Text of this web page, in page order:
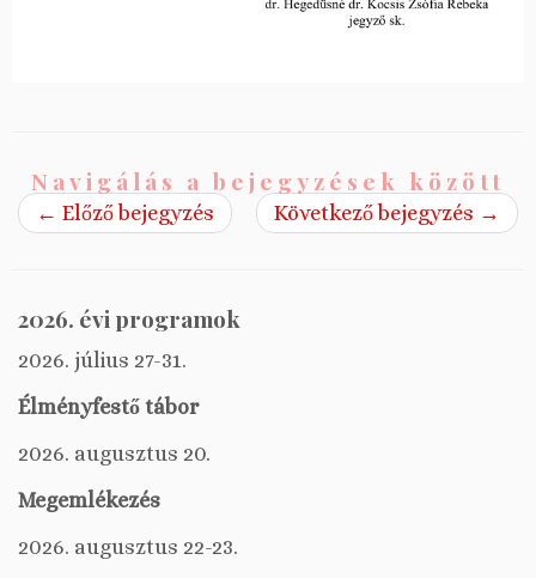
Navigálás a bejegyzések között
← Előző bejegyzés Következő bejegyzés →
2026. évi programok
2026. július 27-31.
Élményfestő tábor
2026. augusztus 20.
Megemlékezés
2026. augusztus 22-23.